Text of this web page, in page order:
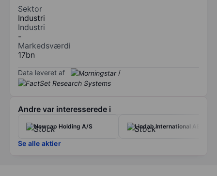
Sektor
Industri
Industri
-
Markedsværdi
17bn
Data leveret af /
Andre var interesserede i
Newcap Holding A/S Lindab International AB
Se alle aktier